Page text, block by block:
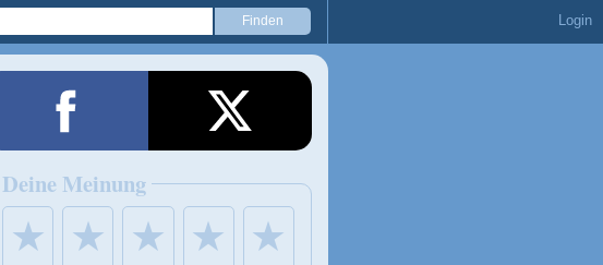
Login
Deine Meinung
★ ★ ★ ★ ★